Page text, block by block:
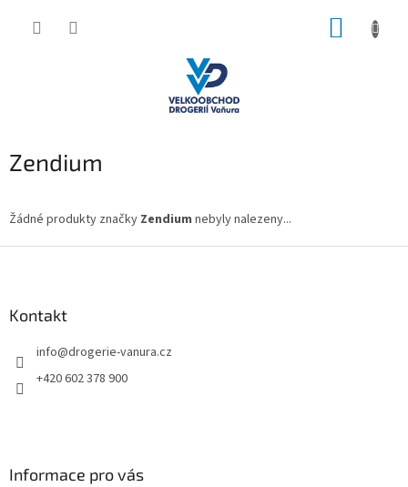
Zendium
Žádné produkty značky Zendium nebyly nalezeny...
Kontakt
info@drogerie-vanura.cz
+420 602 378 900
Informace pro vás